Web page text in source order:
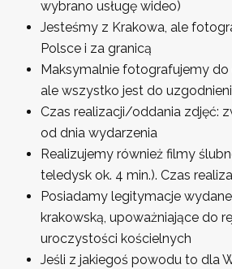
wybrano usługę wideo)
Jesteśmy z Krakowa, ale
Polsce i za granicą
Maksymalnie fotografujemy do
ale wszystko jest do
Czas realizacji/oddania zdjęć:
od dnia wydarzenia
Realizujemy również filmy
teledysk ok. 4 min.). Czas
Posiadamy legitymacje
krakowską, upoważniające do
uroczystości kościelnych
Jeśli z jakiegoś powodu to dla